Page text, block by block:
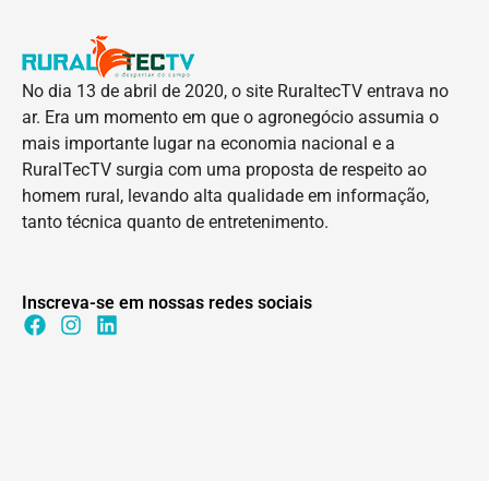
No dia 13 de abril de 2020, o site RuraltecTV entrava no
ar. Era um momento em que o agronegócio assumia o
mais importante lugar na economia nacional e a
RuralTecTV surgia com uma proposta de respeito ao
homem rural, levando alta qualidade em informação,
tanto técnica quanto de entretenimento.
Inscreva-se em nossas redes sociais